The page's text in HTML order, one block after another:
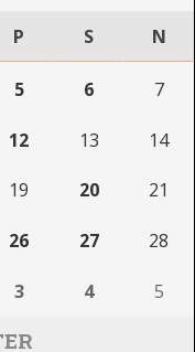
P S N
5 6 7
12 13 14
19 20 21
26 27 28
3 4 5